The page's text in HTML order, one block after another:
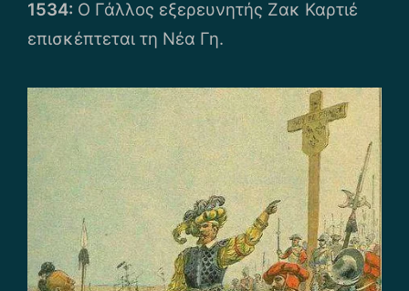
1534: Ο Γάλλος εξερευνητής Ζακ Καρτιέ
επισκέπτεται τη Νέα Γη.